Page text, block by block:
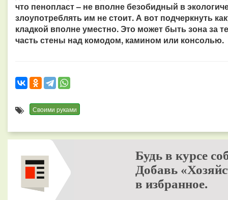
что пенопласт – не вполне безобидный в
злоупотреблять им не стоит. А вот подчеркнуть
кладкой вполне уместно. Это может быть зона за
часть стены над комодом, камином или консолью.
Своими руками
Будь в курсе
Добавь
в избранное.